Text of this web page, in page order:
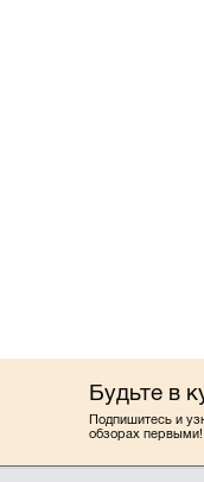
Будьте в
Подпишитесь и
обзорах первыми!